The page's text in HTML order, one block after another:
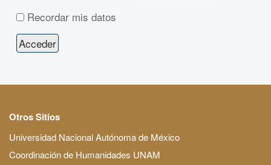
Recordar mis datos
Otros Sitios
Universidad Nacional Autónoma de México
Coordinación de Humanidades UNAM